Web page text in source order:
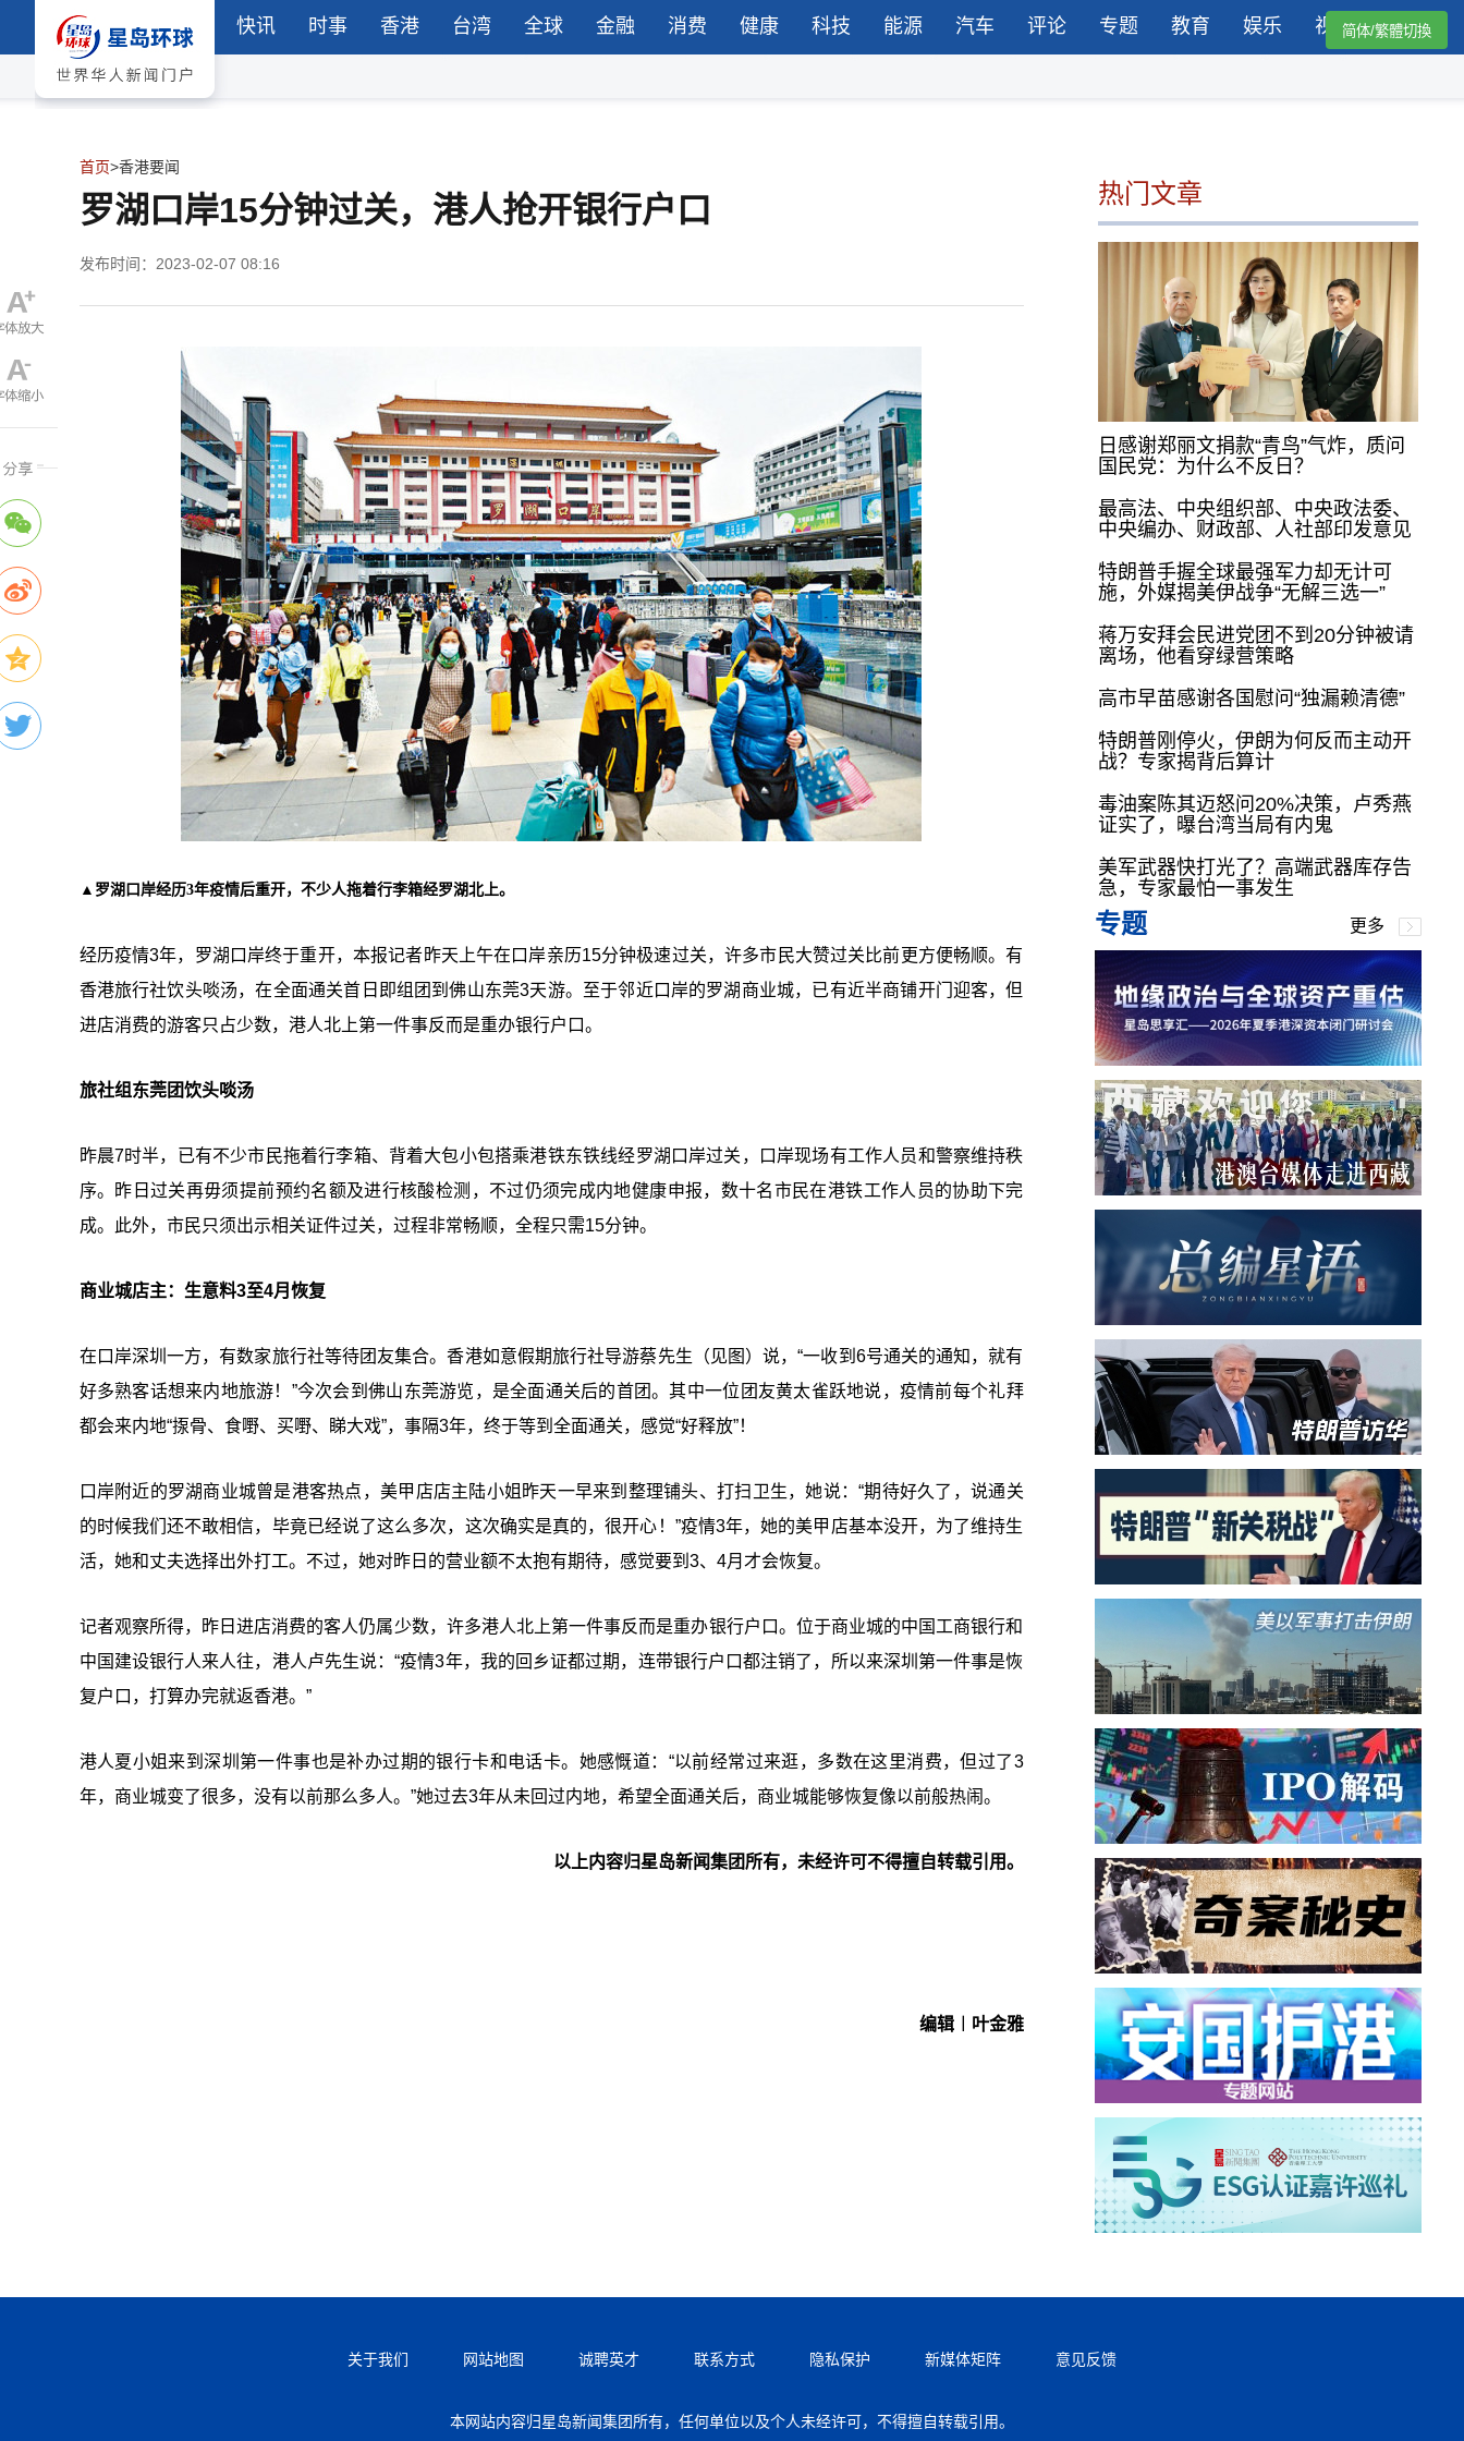
快讯 时事 香港 台湾 全球 金融 消费 健康 科技 能源 汽车 评论 专题 教育 娱乐 视频简体/繁體切換
首页>香港要闻
罗湖口岸15分钟过关，港人抢开银行户口
发布时间：2023-02-07 08:16
▲罗湖口岸经历3年疫情后重开，不少人拖着行李箱经罗湖北上。
经历疫情3年，罗湖口岸终于重开，本报记者昨天上午在口岸亲历15分钟极速过关，许多市民大赞过关比前更方便畅顺。有
香港旅行社饮头啖汤，在全面通关首日即组团到佛山东莞3天游。至于邻近口岸的罗湖商业城，已有近半商铺开门迎客，但
进店消费的游客只占少数，港人北上第一件事反而是重办银行户口。
旅社组东莞团饮头啖汤
昨晨7时半，已有不少市民拖着行李箱、背着大包小包搭乘港铁东铁线经罗湖口岸过关，口岸现场有工作人员和警察维持秩
序。昨日过关再毋须提前预约名额及进行核酸检测，不过仍须完成内地健康申报，数十名市民在港铁工作人员的协助下完
成。此外，市民只须出示相关证件过关，过程非常畅顺，全程只需15分钟。
商业城店主：生意料3至4月恢复
在口岸深圳一方，有数家旅行社等待团友集合。香港如意假期旅行社导游蔡先生（见图）说，“一收到6号通关的通知，就有
好多熟客话想来内地旅游！”今次会到佛山东莞游览，是全面通关后的首团。其中一位团友黄太雀跃地说，疫情前每个礼拜
都会来内地“揼骨、食嘢、买嘢、睇大戏”，事隔3年，终于等到全面通关，感觉“好释放”！
口岸附近的罗湖商业城曾是港客热点，美甲店店主陆小姐昨天一早来到整理铺头、打扫卫生，她说：“期待好久了，说通关
的时候我们还不敢相信，毕竟已经说了这么多次，这次确实是真的，很开心！”疫情3年，她的美甲店基本没开，为了维持生
活，她和丈夫选择出外打工。不过，她对昨日的营业额不太抱有期待，感觉要到3、4月才会恢复。
记者观察所得，昨日进店消费的客人仍属少数，许多港人北上第一件事反而是重办银行户口。位于商业城的中国工商银行和
中国建设银行人来人往，港人卢先生说：“疫情3年，我的回乡证都过期，连带银行户口都注销了，所以来深圳第一件事是恢
复户口，打算办完就返香港。”
港人夏小姐来到深圳第一件事也是补办过期的银行卡和电话卡。她感慨道：“以前经常过来逛，多数在这里消费，但过了3
年，商业城变了很多，没有以前那么多人。”她过去3年从未回过内地，希望全面通关后，商业城能够恢复像以前般热闹。
以上内容归星岛新闻集团所有，未经许可不得擅自转载引用。
编辑︱叶金雅
热门文章
日感谢郑丽文捐款“青鸟”气炸，质问
国民党：为什么不反日？
最高法、中央组织部、中央政法委、
中央编办、财政部、人社部印发意见
特朗普手握全球最强军力却无计可
施，外媒揭美伊战争“无解三选一”
蒋万安拜会民进党团不到20分钟被请
离场，他看穿绿营策略
高市早苗感谢各国慰问“独漏赖清德”
特朗普刚停火，伊朗为何反而主动开
战？专家揭背后算计
毒油案陈其迈怒问20%决策，卢秀燕
证实了，曝台湾当局有内鬼
美军武器快打光了？高端武器库存告
急，专家最怕一事发生
专题 更多
关于我们 网站地图 诚聘英才 联系方式 隐私保护 新媒体矩阵 意见反馈
本网站内容归星岛新闻集团所有，任何单位以及个人未经许可，不得擅自转载引用。